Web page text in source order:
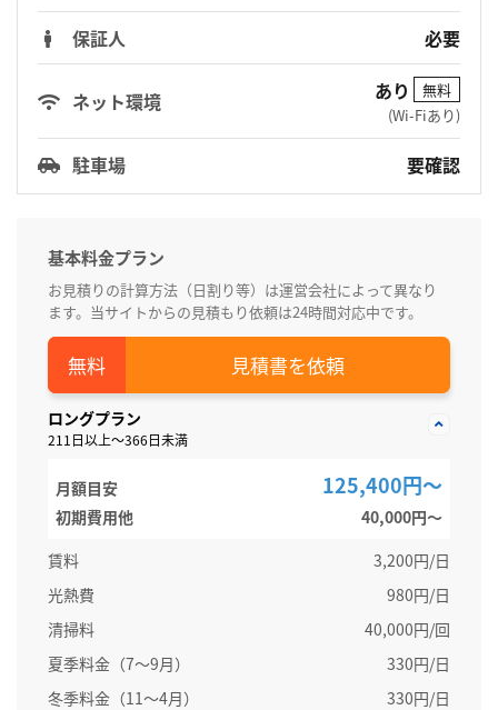
保証人
必要
ネット環境 あり
無料
(Wi-Fiあり)
駐車場 要確認
基本料金プラン
お見積りの計算方法（日割り等）は運営会社によって異なり
ます。当サイトからの見積もり依頼は24時間対応中です。
見積書を依頼
ロングプラン
211日以上～366日未満
月額目安 125,400円～
初期費用他
40,000円〜
賃料
3,200円/日
光熱費
980円/日
清掃料
40,000円/回
夏季料金（7～9月）
330円/日
冬季料金（11～4月）
330円/日